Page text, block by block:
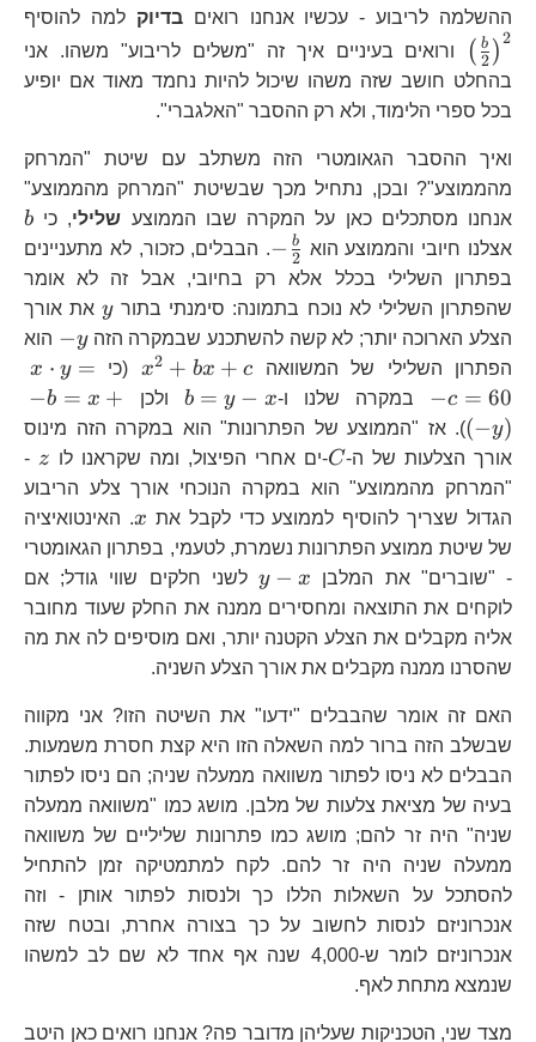
ההשלמה לריבוע - עכשיו אנחנו רואיםבדיוק למה להוסיף
( 2
b )
2
ורואים בעיניים איך זה "משלים לריבוע" משהו. אני
בהחלט חושב שזה משהו שיכול להיות נחמד מאוד אם יופיע
בכל ספרי הלימוד, ולא רק ההסבר "האלגברי".
ואיך ההסבר הגאומטרי הזה משתלב עם שיטת "המרחק
מהממוצע"? ובכן, נתחיל מכך שבשיטת "המרחק מהממוצע"
אנחנו מסתכלים כאן על המקרה שבו הממוצע שלילי, כי b
אצלנו חיובי והממוצע הוא
-
\frac{b}
{2}
− 2
b
. הבבלים, כזכור, לא מתעניינים
בפתרון השלילי בכלל אלא רק בחיובי, אבל זה לא אומר
שהפתרון השלילי לא נוכח בתמונה: סימנתי בתור
y
yאת אורך
הצלע הארוכה יותר; לא קשה להשתכנע שבמקרה הזה
-
y
−y
הוא
הפתרון השלילי של המשוואה
x^{2}+bx+c
x2 + bx + c (כי x ⋅ y =
−c = 60 במקרה שלנו ו-
b=y-
x
b = y − x ולכן
-
−b = x +
(−y)
). אז "הממוצע של הפתרונות" הוא במקרה הזה מינוס
אורך הצלעות של ה-
C C-ים אחרי הפיצול, ומה שקראנו לו z
z
-
"המרחק מהממוצע" הוא במקרה הנוכחי אורך צלע הריבוע
הגדול שצריך להוסיף לממוצע כדי לקבל את
x
x. האינטואיציה
של שיטת ממוצע הפתרונות נשמרת, לטעמי, בפתרון הגאומטרי
- "שוברים" את המלבן
y-
x
y − x
לשני חלקים שווי גודל; אם
לוקחים את התוצאה ומחסירים ממנה את החלק שעוד מחובר
אליה מקבלים את הצלע הקטנה יותר, ואם מוסיפים לה את מה
שהסרנו ממנה מקבלים את אורך הצלע השניה.
האם זה אומר שהבבלים "ידעו" את השיטה הזו? אני מקווה
שבשלב הזה ברור למה השאלה הזו היא קצת חסרת משמעות.
הבבלים לא ניסו לפתור משוואה ממעלה שניה; הם ניסו לפתור
בעיה של מציאת צלעות של מלבן. מושג כמו "משוואה ממעלה
שניה" היה זר להם; מושג כמו פתרונות שליליים של משוואה
ממעלה שניה היה זר להם. לקח למתמטיקה זמן להתחיל
להסתכל על השאלות הללו כך ולנסות לפתור אותן - וזה
אנכרוניזם לנסות לחשוב על כך בצורה אחרת, ובטח שזה
אנכרוניזם לומר ש-4,000 שנה אף אחד לא שם לב למשהו
שנמצא מתחת לאף.
מצד שני, הטכניקות שעליהן מדובר פה? אנחנו רואים כאן היטב